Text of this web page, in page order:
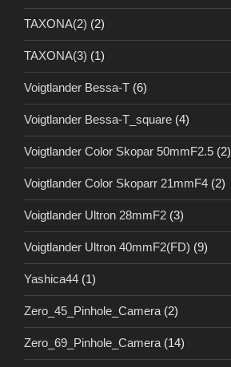
TAXONA(2) (2)
TAXONA(3) (1)
Voigtlander Bessa-T (6)
Voigtlander Bessa-T_square (4)
Voigtlander Color Skopar 50mmF2.5 (2)
Voigtlander Color Skoparr 21mmF4 (2)
Voigtlander Ultron 28mmF2 (3)
Voigtlander Ultron 40mmF2(FD) (9)
Yashica44 (1)
Zero_45_Pinhole_Camera (2)
Zero_69_Pinhole_Camera (14)